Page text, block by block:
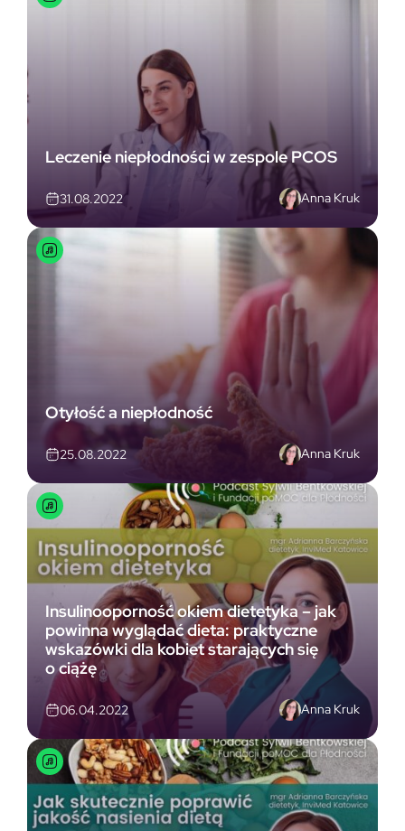
Leczenie niepłodności w zespole PCOS
31.08.2022 Anna Kruk
Otyłość a niepłodność
25.08.2022 Anna Kruk
Insulinooporność okiem dietetyka – jak
powinna wyglądać dieta: praktyczne
wskazówki dla kobiet starających się
o ciążę
06.04.2022 Anna Kruk